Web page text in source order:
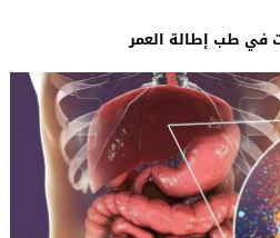
في طب إطالة العمر